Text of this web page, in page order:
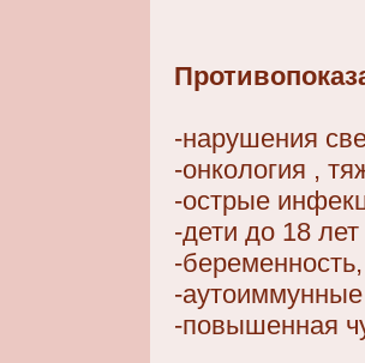
-нарушения
-онкология ,
-острые
-дети до 18 лет
-
-
-повышенная